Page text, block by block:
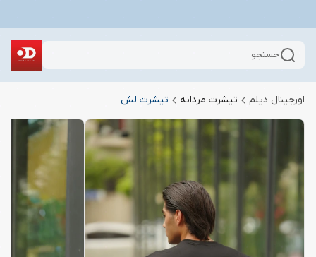
جستجو
اورجینال دیلم تیشرت مردانه تیشرت لش